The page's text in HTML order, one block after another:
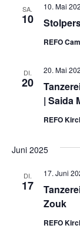
SA.
10
10. Mai
REFO
DI.
20
| Saida
20. Mai
REFO
Juni 2025
DI.
17
Zouk
17. Juni
REFO